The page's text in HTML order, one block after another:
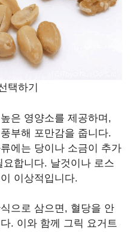
택하기
은 영양소를 제공하며,
부해 포만감을 줍니다.
에는 당이나 소금이 추가
합니다. 날것이나 로스
이상적입니다.
으로 삼으면, 혈당을 안
. 이와 함께 그릭 요거트